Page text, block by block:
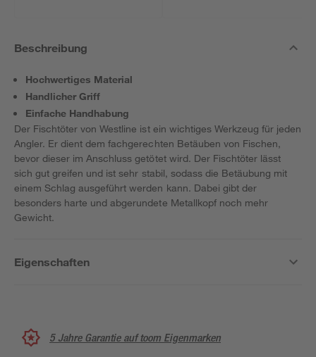
Beschreibung
Hochwertiges Material
Handlicher Griff
Einfache Handhabung
Der Fischtöter von Westline ist ein wichtiges Werkzeug für jeden
Angler. Er dient dem fachgerechten Betäuben von Fischen,
bevor dieser im Anschluss getötet wird. Der Fischtöter lässt
sich gut greifen und ist sehr stabil, sodass die Betäubung mit
einem Schlag ausgeführt werden kann. Dabei gibt der
besonders harte und abgerundete Metallkopf noch mehr
Gewicht.
Eigenschaften
5 Jahre Garantie auf toom Eigenmarken